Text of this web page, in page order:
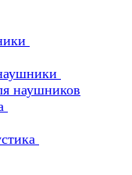
наушников